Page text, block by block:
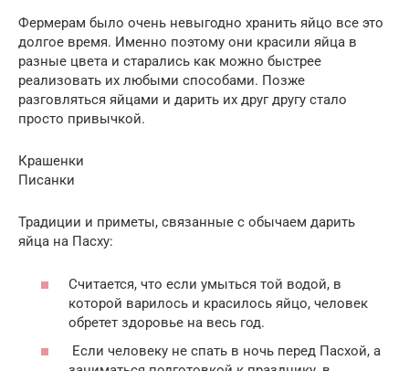
Фермерам было очень невыгодно хранить яйцо все это
долгое время. Именно поэтому они красили яйца в
разные цвета и старались как можно быстрее
реализовать их любыми способами. Позже
разговляться яйцами и дарить их друг другу стало
просто привычкой.
Крашенки
Писанки
Традиции и приметы, связанные с обычаем дарить
яйца на Пасху:
Считается, что если умыться той водой, в
которой варилось и красилось яйцо, человек
обретет здоровье на весь год.
Если человеку не спать в ночь перед Пасхой, а